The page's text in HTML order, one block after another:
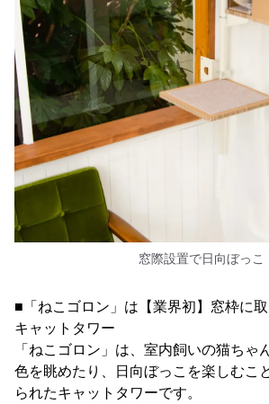
窓際設置で日向ぼっこ
■「ねこゴロン」は【業界初】窓枠に
キャットタワー
「ねこゴロン」は、室内飼いの猫ちゃ
色を眺めたり、日向ぼっこを楽しむこ
られたキャットタワーです。